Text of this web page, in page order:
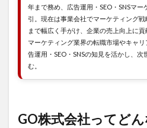
良い
評判
4
GO
株式
会社
の選
易
年まで務め、広告運用・SEO・SNSマ
引。現在は事業会社でマーケティング
まで幅広く手がけ、企業の売上向上に貢
マーケティング業界の転職市場やキャ
告運用・SEO・SNSの知見を活かし、
む。
GO株式会社ってどん